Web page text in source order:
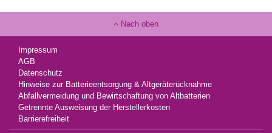
Nach oben
Impressum
AGB
Datenschutz
Hinweise zur Batterieentsorgung & Altgeräterücknahme
Abfallvermeidung und Bewirtschaftung von Altbatterien
Getrennte Ausweisung der Herstellerkosten
Barrierefreiheit